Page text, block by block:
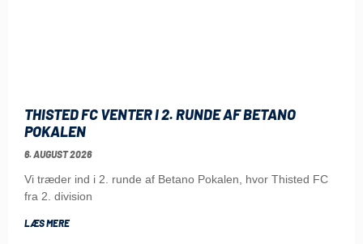
THISTED FC VENTER I 2. RUNDE AF BETANO
POKALEN
6. AUGUST 2026
Vi træder ind i 2. runde af Betano Pokalen, hvor Thisted FC
fra 2. division
LÆS MERE